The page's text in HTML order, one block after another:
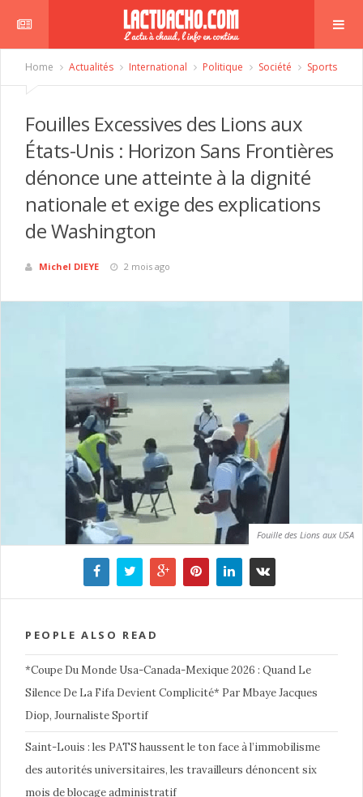
Home Actualités International Politique Société Sports
Fouilles Excessives des Lions aux
États-Unis : Horizon Sans Frontières
dénonce une atteinte à la dignité
nationale et exige des explications
de Washington
Michel DIEYE 2 mois ago
Fouille des Lions aux USA
PEOPLE ALSO READ
*Coupe Du Monde Usa-Canada-Mexique 2026 : Quand Le
Silence De La Fifa Devient Complicité* Par Mbaye Jacques
Diop, Journaliste Sportif
Saint-Louis : les PATS haussent le ton face à l’immobilisme
des autorités universitaires, les travailleurs dénoncent six
mois de blocage administratif